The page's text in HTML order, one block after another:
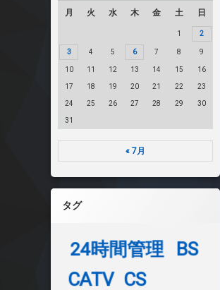
月 火 水 木 金 土 日
1 2
3 4 5 6 7 8 9
10 11 12 13 14 15 16
17 18 19 20 21 22 23
24 25 26 27 28 29 30
31
« 7月
タグ
24時間管理
BS
CATV CS